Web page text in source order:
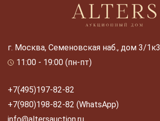
г. Москва, Семеновская наб., дом 3/1к3
11:00 - 19:00 (пн-пт)
+7(495)197-82-82
+7(980)198-82-82 (WhatsApp)